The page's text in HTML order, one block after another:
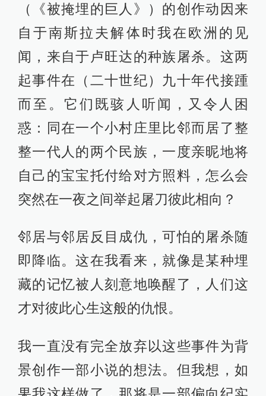
（《被掩埋的巨人》）的创作动因来
自于南斯拉夫解体时我在欧洲的见
闻，来自于卢旺达的种族屠杀。这两
起事件在（二十世纪）九十年代接踵
而至。它们既骇人听闻，又令人困
惑：同在一个小村庄里比邻而居了整
整一代人的两个民族，一度亲昵地将
自己的宝宝托付给对方照料，怎么会
突然在一夜之间举起屠刀彼此相向？
邻居与邻居反目成仇，可怕的屠杀随
即降临。这在我看来，就像是某种埋
藏的记忆被人刻意地唤醒了，人们这
才对彼此心生这般的仇恨。
我一直没有完全放弃以这些事件为背
景创作一部小说的想法。但我想，如